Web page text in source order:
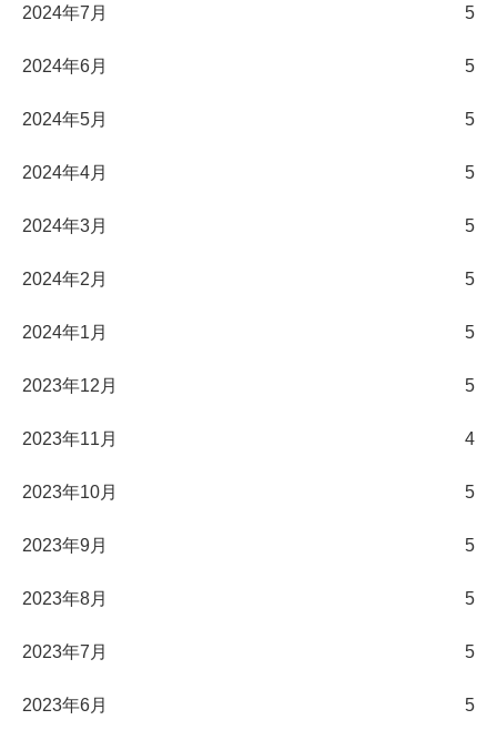
2024年7月 5
2024年6月 5
2024年5月 5
2024年4月 5
2024年3月 5
2024年2月 5
2024年1月 5
2023年12月 5
2023年11月 4
2023年10月 5
2023年9月 5
2023年8月 5
2023年7月 5
2023年6月 5